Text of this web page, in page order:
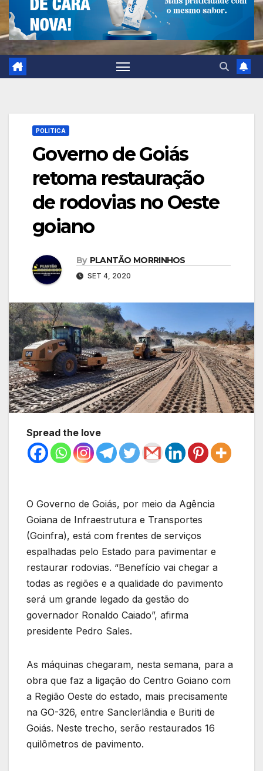
POLITICA
Governo de Goiás
retoma restauração
de rodovias no Oeste
goiano
By PLANTÃO MORRINHOS
SET 4, 2020
Spread the love
O Governo de Goiás, por meio da Agência
Goiana de Infraestrutura e Transportes
(Goinfra), está com frentes de serviços
espalhadas pelo Estado para pavimentar e
restaurar rodovias. “Benefício vai chegar a
todas as regiões e a qualidade do pavimento
será um grande legado da gestão do
governador Ronaldo Caiado”, afirma
presidente Pedro Sales.
As máquinas chegaram, nesta semana, para a
obra que faz a ligação do Centro Goiano com
a Região Oeste do estado, mais precisamente
na GO-326, entre Sanclerlândia e Buriti de
Goiás. Neste trecho, serão restaurados 16
quilômetros de pavimento.